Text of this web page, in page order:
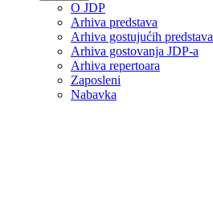
O JDP
Arhiva predstava
Arhiva gostujućih predstava
Arhiva gostovanja JDP-a
Arhiva repertoara
Zaposleni
Nabavka